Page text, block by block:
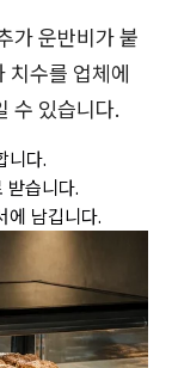
가 운반비가 붙
치수를 업체에
수 있습니다.
니다.
받습니다.
에 남깁니다.